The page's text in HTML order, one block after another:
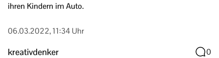
ihren Kindern im Auto.
06.03.2022, 11:34 Uhr
kreativdenker 0